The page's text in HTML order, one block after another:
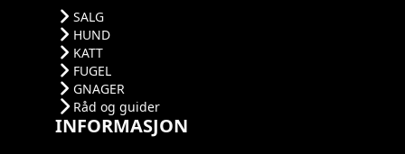
SALG
HUND
KATT
FUGEL
GNAGER
Råd og guider
INFORMASJON